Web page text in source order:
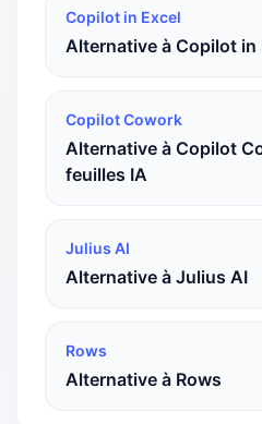
Copilot in Excel
Alternative à Copilot in
Copilot Cowork
Alternative à Copilot
feuilles IA
Julius AI
Alternative à Julius AI
Rows
Alternative à Rows